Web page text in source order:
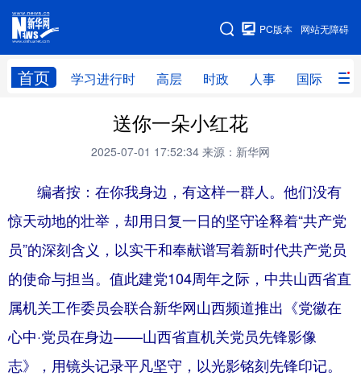
网站无障碍
PC版本
首页 学习进行时 高层 时政 人事 国际 财
网站地图
高层 时政
财经 网评
台湾 思客智库 全球连线 教育
科技 科创 量子 体育
文化 书画 健康 军事
访谈 视频 图片 政务
食品 人居 信息化 数字经济
送你一朵小红花
2025-07-01 17:52:34 来源：新华网
编者按：在你我身边，有这样一群人。他们没有
惊天动地的壮举，却用日复一日的坚守诠释着“共产党
员”的深刻含义，以实干和奉献谱写着新时代共产党员
的使命与担当。值此建党104周年之际，中共山西省直
属机关工作委员会联合新华网山西频道推出《党徽在
心中·党员在身边——山西省直机关党员先锋影像
志》，用镜头记录平凡坚守，以光影铭刻先锋印记。